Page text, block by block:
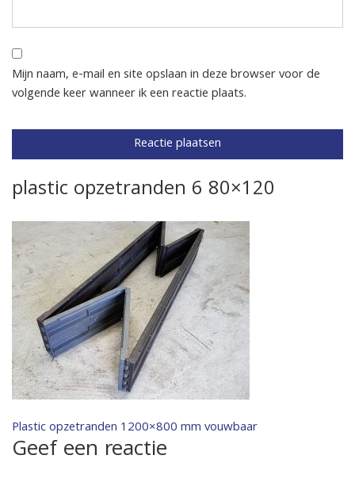
Mijn naam, e-mail en site opslaan in deze browser voor de
volgende keer wanneer ik een reactie plaats.
plastic opzetranden 6 80×120
Bericht
navigatie
Plastic opzetranden 1200×800 mm vouwbaar
Geef een reactie